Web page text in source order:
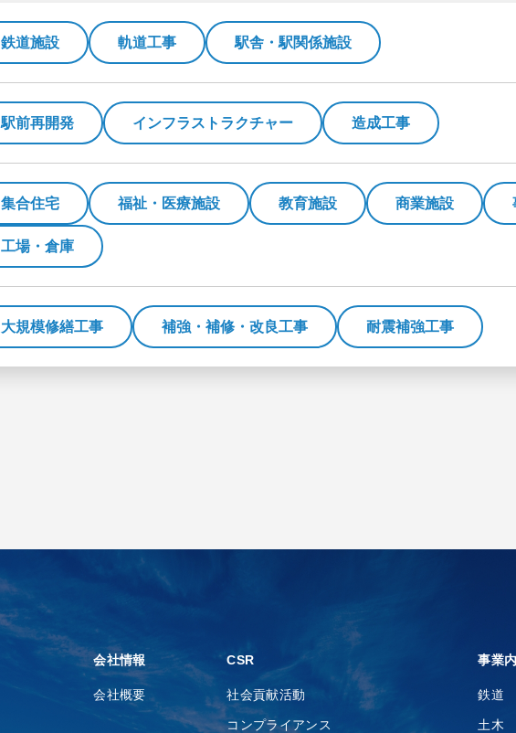
鉄道施設 軌道工事 駅舎・駅関係施設
駅前再開発 インフラストラクチャー 造成工事
集合住宅 福祉・医療施設 教育施設 商業施設
工場・倉庫
大規模修繕工事 補強・補修・改良工事 耐震補強工事
会社情報
会社概要
CSR
社会貢献活動
コンプライアンス
事業
鉄道
土木